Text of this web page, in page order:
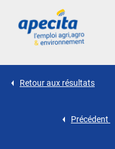
Retour aux résultats
Précédent